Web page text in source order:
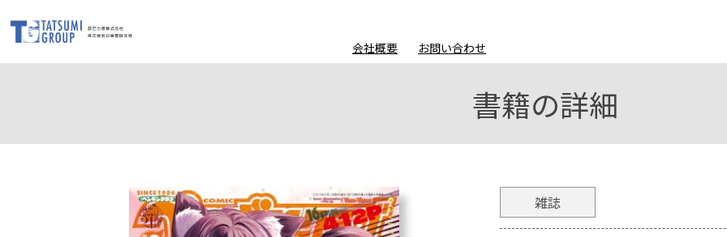
会社概要 お問い合わせ
書籍の詳細
雑誌